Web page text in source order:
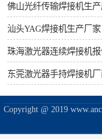
佛山光纤传输焊接机生
汕头YAG焊接机生产厂家
珠海激光器连续焊接机
东莞激光器手持焊接机
Copyright @ 2019